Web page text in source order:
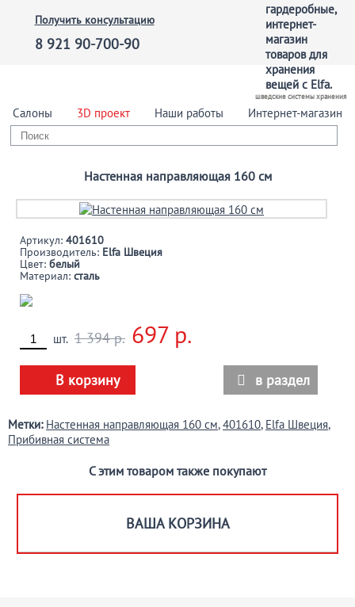
Получить консультацию
8 921 90-700-90
шведские системы хранения
Салоны 3D проект Наши работы Интернет-магазин
Настенная направляющая 160 см
Артикул: 401610
Производитель: Elfa Швеция
Цвет: белый
Материал: сталь
шт. 1 394 р. 697 р.
В корзину  в раздел
Метки: Настенная направляющая 160 см,401610, Elfa Швеция,
Прибивная система
С этим товаром также покупают
ВАША КОРЗИНА